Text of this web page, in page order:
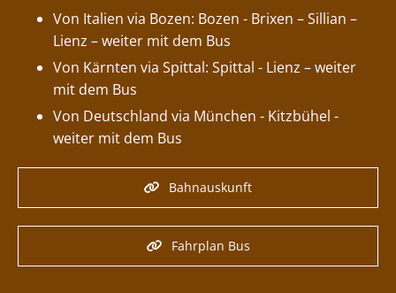
Von Italien via Bozen: Bozen - Brixen – Sillian –
Lienz – weiter mit dem Bus
Von Kärnten via Spittal: Spittal - Lienz – weiter
mit dem Bus
Von Deutschland via München - Kitzbühel -
weiter mit dem Bus
Bahnauskunft
Fahrplan Bus